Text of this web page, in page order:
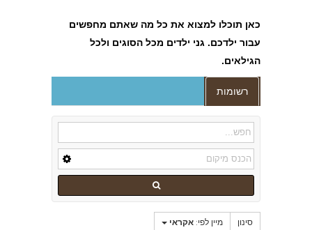
כאן תוכלו למצוא את כל מה שאתם מחפשים
עבור ילדכם. גני ילדים מכל הסוגים ולכל
הגילאים.
רשומות
סינון מיין לפי: אקראי